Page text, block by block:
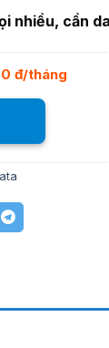
nhiều, cần
đ/tháng